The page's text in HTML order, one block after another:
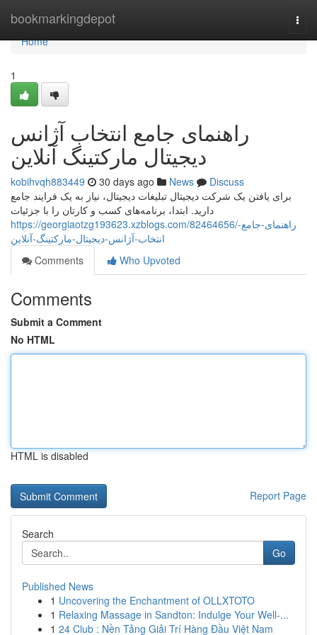
bookmarkingdepot
Home
Home
1
راهنمای جامع انتخاب آژانس
دیجیتال مارکتینگ آنلاین
kobihvqh883449 30 days ago News
Discuss
برای یافتن یک شرکت دیجیتال تبلیغات دیجیتال، نیاز به یک فرایند جامع
دارید. ابتدا، برنامه‌های کسب و کارتان را با جزئیات
https://georgiaotzg193623.xzblogs.com/82464656/راهنمای-جامع-
انتخاب-آژانس-دیجیتال-مارکتینگ-آنلاین
Comments
Who Upvoted
Comments
Submit a Comment
No HTML
HTML is disabled
Report Page
Search
Go
Published News
1 Uncovering the Enchantment of OLLXTOTO
1 Relaxing Massage in Sandton: Indulge Your Well-...
1 24 Club : Nền Tảng Giải Trí Hàng Đầu Việt Nam